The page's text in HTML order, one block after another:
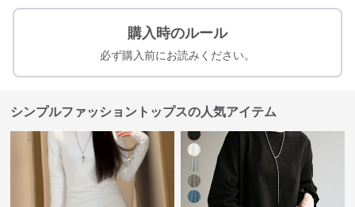
購入時のルール
必ず購入前にお読みください。
シンプルファッショントップスの人気アイテム